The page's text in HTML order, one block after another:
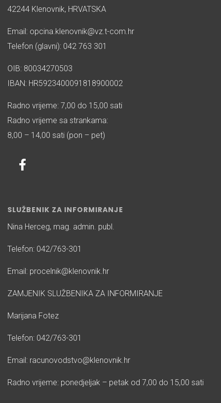
42244 Klenovnik, HRVATSKA
Email: opcina.klenovnik@vz.t-com.hr
Telefon (glavni): 042 763 301
OIB: 80034270503
IBAN: HR5923400091818900002
Radno vrijeme: 7,00 do 15,00 sati
Radno vrijeme sa strankama:
8,00 – 14,00 sati (pon – pet)
SLUŽBENIK ZA INFORMIRANJE
Nina Herceg, mag. admin. publ.
Telefon: 042/763-301
Email: procelnik@klenovnik.hr
ZAMJENIK SLUŽBENIKA ZA INFORMIRANJE
Marijana Fotez
Telefon: 042/763-301
Email: racunovodstvo@klenovnik.hr
Radno vrijeme: ponedjeljak – petak od 7,00 do 15,00 sati